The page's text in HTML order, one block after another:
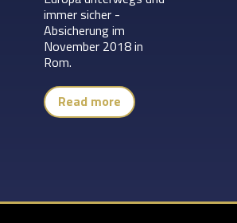
immer sicher -
Absicherung im
November 2018 in
Rom.
Read more